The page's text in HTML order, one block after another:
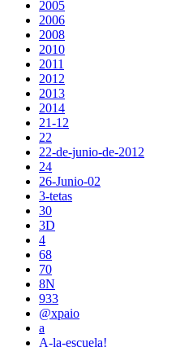
2005
2006
2008
2010
2011
2012
2013
2014
21-12
22
22-de-junio-de-2012
24
26-Junio-02
3-tetas
30
3D
4
68
70
8N
933
@xpaio
a
A-la-escuela!